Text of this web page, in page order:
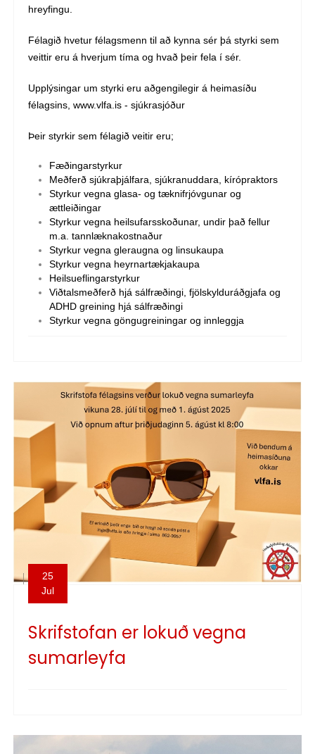
hreyfingu.
Félagið hvetur félagsmenn til að kynna sér þá styrki sem
veittir eru á hverjum tíma og hvað þeir fela í sér.
Upplýsingar um styrki eru aðgengilegir á heimasíðu
félagsins, www.vlfa.is - sjúkrasjóður
Þeir styrkir sem félagið veitir eru;
Fæðingarstyrkur
Meðferð sjúkraþjálfara, sjúkranuddara, kírópraktors
Styrkur vegna glasa- og tæknifrjóvgunar og
ættleiðingar
Styrkur vegna heilsufarsskoðunar, undir það fellur
m.a. tannlæknakostnaður
Styrkur vegna gleraugna og linsukaupa
Styrkur vegna heyrnartækjakaupa
Heilsueflingarstyrkur
Viðtalsmeðferð hjá sálfræðingi, fjölskylduráðgjafa og
ADHD greining hjá sálfræðingi
Styrkur vegna göngugreiningar og innleggja
25
Jul
Skrifstofan er lokuð vegna
sumarleyfa